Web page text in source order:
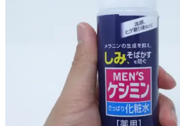
化粧水
シャンプー
洗顔